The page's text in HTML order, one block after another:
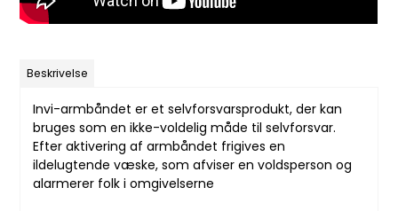
Beskrivelse
Invi-armbåndet er et selvforsvarsprodukt, der kan
bruges som en ikke-voldelig måde til selvforsvar.
Efter aktivering af armbåndet frigives en
ildelugtende væske, som afviser en voldsperson og
alarmerer folk i omgivelserne